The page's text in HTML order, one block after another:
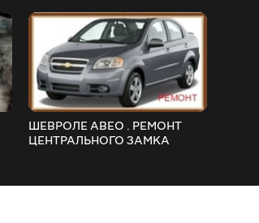
ШЕВРОЛЕ АВЕО . РЕМОНТ
ЦЕНТРАЛЬНОГО ЗАМКА